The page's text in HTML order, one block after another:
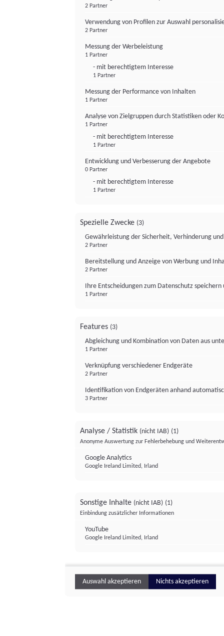
2 Partner
Verwendung von Profilen zur Auswahl
2 Partner
Messung der Werbeleistung
1 Partner
- mit berechtigtem Interesse
1 Partner
Messung der Performance von Inhalten
1 Partner
Analyse von Zielgruppen durch Statistiken oder
1 Partner
- mit berechtigtem Interesse
1 Partner
Entwicklung und Verbesserung der Angebote
0 Partner
- mit berechtigtem Interesse
1 Partner
Spezielle Zwecke (3)
Gewährleistung der Sicherheit, Verhinderung
2 Partner
Bereitstellung und Anzeige von Werbung und
2 Partner
Ihre Entscheidungen zum Datenschutz
1 Partner
Features (3)
Abgleichung und Kombination von Daten aus
1 Partner
Verknüpfung verschiedener Endgeräte
2 Partner
Identifikation von Endgeräten anhand
3 Partner
Analyse / Statistik (nicht IAB) (1)
Anonyme Auswertung zur Fehlerbehebung und
Google Analytics
Google Ireland Limited, Irland
Sonstige Inhalte (nicht IAB) (1)
Einbindung zusätzlicher Informationen
YouTube
Google Ireland Limited, Irland
Auswahl akzeptieren Nichts akzeptieren